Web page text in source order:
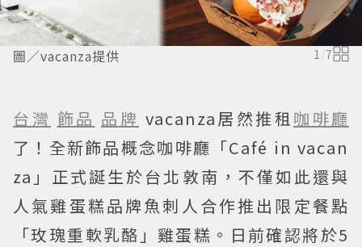
圖／vacanza提供 1/7
台灣 飾品 品牌 vacanza居然推租咖啡廳
了！全新飾品概念咖啡廳「Café in vacan
za」正式誕生於台北敦南，不僅如此還與
人氣雞蛋糕品牌魚刺人合作推出限定餐點
「玫瑰重軟乳酪」雞蛋糕。日前確認將於5